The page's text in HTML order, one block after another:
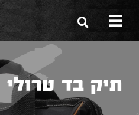
הכלים שלנו
תיק בד טרולי